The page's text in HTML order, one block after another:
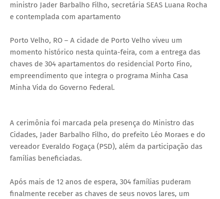
ministro Jader Barbalho Filho, secretária SEAS Luana Rocha
e contemplada com apartamento
Porto Velho, RO – A cidade de Porto Velho viveu um
momento histórico nesta quinta-feira, com a entrega das
chaves de 304 apartamentos do residencial Porto Fino,
empreendimento que integra o programa Minha Casa
Minha Vida do Governo Federal.
A cerimônia foi marcada pela presença do Ministro das
Cidades, Jader Barbalho Filho, do prefeito Léo Moraes e do
vereador Everaldo Fogaça (PSD), além da participação das
famílias beneficiadas.
Após mais de 12 anos de espera, 304 famílias puderam
finalmente receber as chaves de seus novos lares, um